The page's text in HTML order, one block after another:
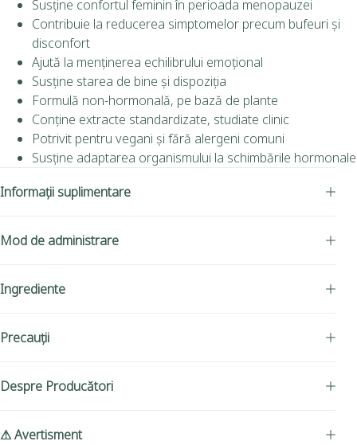
Susține confortul feminin în perioada menopauzei
Contribuie la reducerea simptomelor precum bufeuri și
disconfort
Ajută la menținerea echilibrului emoțional
Susține starea de bine și dispoziția
Formulă non-hormonală, pe bază de plante
Conține extracte standardizate, studiate clinic
Potrivit pentru vegani și fără alergeni comuni
Susține adaptarea organismului la schimbările hormonale
Informații suplimentare
Mod de administrare
Ingrediente
Precauții
Despre Producători
⚠ Avertisment